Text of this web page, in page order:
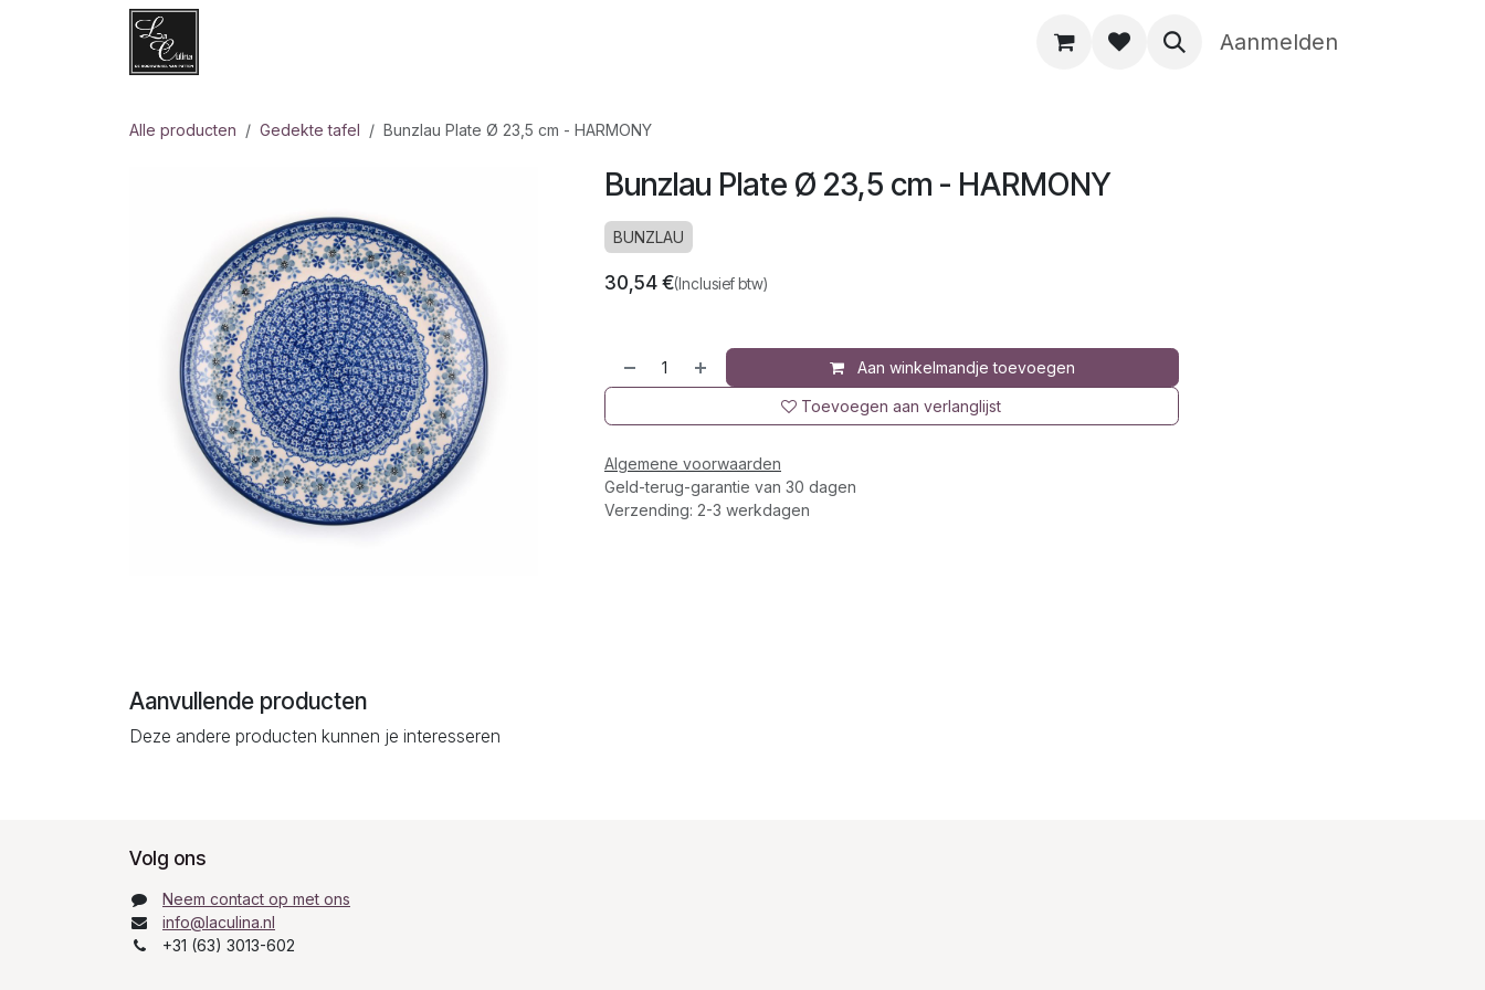
Overslaan naar inhoud
Aanmelden
Alle producten Gedekte tafel Bunzlau Plate Ø 23,5 cm - HARMONY
Bunzlau Plate Ø 23,5 cm - HARMONY
BUNZLAU
30,54€(Inclusief btw)
Aan winkelmandje toevoegen
Toevoegen aan verlanglijst
Algemene voorwaarden
Geld-terug-garantie van 30 dagen
Verzending: 2-3 werkdagen
Aanvullende producten
Deze andere producten kunnen je interesseren
Volg ons
Neem contact op met ons
info@laculina.nl
+31 (63) 3013-602